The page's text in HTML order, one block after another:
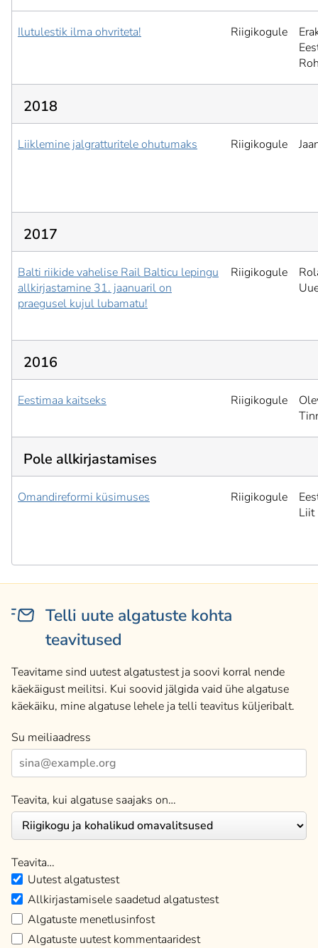
Ilutulestik ilma ohvriteta! Riigikogule
2018
Liiklemine jalgratturitele ohutumaks Riigikogule
2017
Balti riikide vahelise Rail Balticu lepingu
allkirjastamine 31. jaanuaril on
praegusel kujul lubamatu!
Riigikogule
2016
Eestimaa kaitseks Riigikogule
Pole allkirjastamises
Omandireformi küsimuses Riigikogule
Liit
Telli uute algatuste kohta
teavitused
Teavitame sind uutest algatustest ja soovi korral nende
käekäigust meilitsi. Kui soovid jälgida vaid ühe algatuse
käekäiku, mine algatuse lehele ja telli teavitus küljeribalt.
Su meiliaadress
Teavita, kui algatuse saajaks on…
Teavita…
Uutest algatustest
Allkirjastamisele saadetud algatustest
Algatuste menetlusinfost
Algatuste uutest kommentaaridest